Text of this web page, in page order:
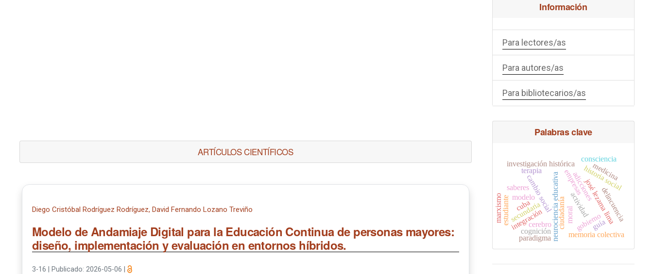
ARTÍCULOS CIENTÍFICOS
Diego Cristóbal Rodríguez Rodríguez, David Fernando Lozano Treviño
Modelo de Andamiaje Digital para la Educación Continua de personas mayores:
diseño, implementación y evaluación en entornos híbridos.
3-16 Publicado: 2026-05-06
Información
Para lectores/as
Para autores/as
Para bibliotecarios/as
Palabras clave
josé lezama lima
moral
neurociencia educativaciudadanía
memoria colectiva
gobierno
investigación histórica
cambio social historia social
consciencia
empresas
integración
saberes
actividad
secundaria delincuencia
medicina
cognición
estudiante modelo
marxismo
guía
adicciones
paradigma
cuba
terapia
cerebro